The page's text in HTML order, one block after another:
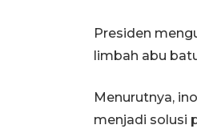
Presiden
limbah abu
Menurutnya,
menjadi solusi